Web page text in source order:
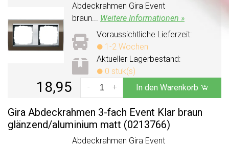
Abdeckrahmen Gira Event
braun... Weitere Informationen »
Voraussichtliche Lieferzeit:
1-2 Wochen
Aktueller Lagerbestand:
0 stuk(s)
18,95 +
- In den Warenkorb
Gira Abdeckrahmen 3-fach Event Klar braun
glänzend/aluminium matt (0213766)
Abdeckrahmen Gira Event